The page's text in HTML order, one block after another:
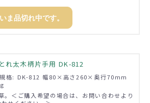
ま品切れ中です。
れ太木柄片手用 DK-812
格: DK-812 幅80×高さ260×奥行70mm
。＜ご購入希望の場合は、お問い合わせより